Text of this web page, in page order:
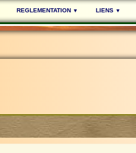
REGLEMENTATION ▼ LIENS ▼